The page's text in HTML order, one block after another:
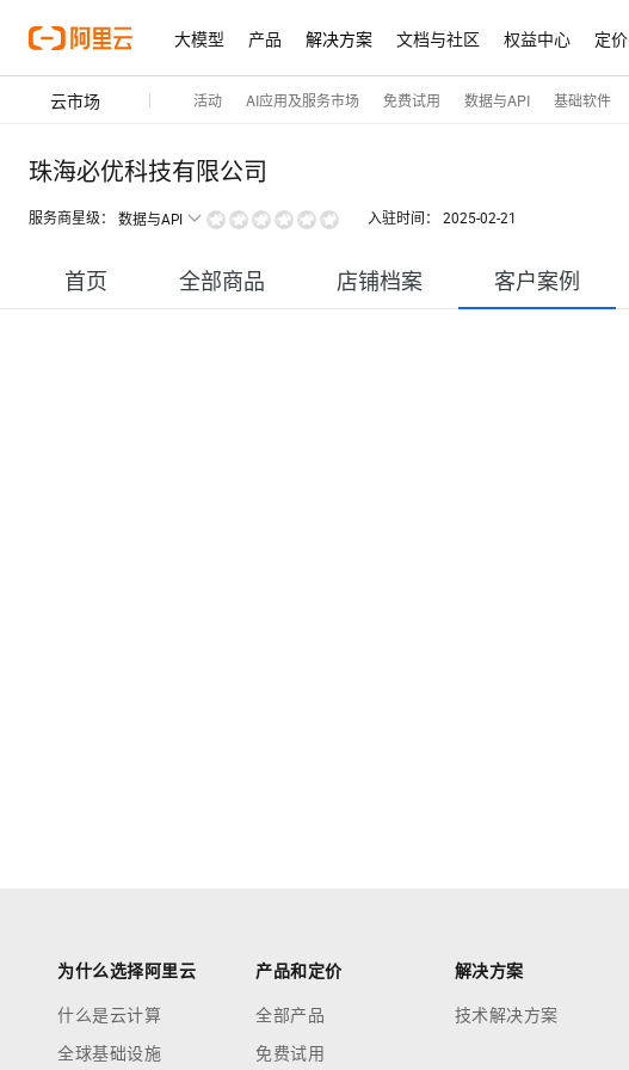
大模型 产品 解决方案 文档与社区 权益中心 定价
云市场 活动 AI应用及服务市场 免费试用 数据与API 基础软件
珠海必优科技有限公司
服务商星级： 数据与API 入驻时间： 2025-02-21
首页 全部商品 店铺档案 客户案例
为什么选择阿里云
什么是云计算
全球基础设施
产品和定价
全部产品
免费试用
解决方案
技术解决方案